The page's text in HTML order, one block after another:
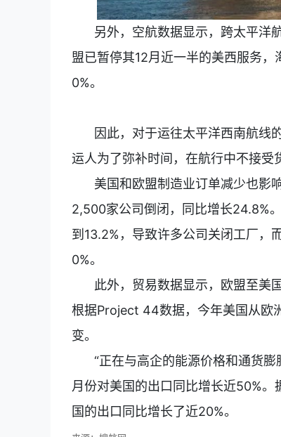
另外，空航数据显示，跨太平洋
盟已暂停其12月近一半的美西服务
0%。
因此，对于运往太平洋西南航线
运人为了弥补时间，在航行中不接受
美国和欧盟制造业订单减少也影
2,500家公司倒闭，同比增长24.8%
到13.2%，导致许多公司关闭工厂，
0%。
此外，贸易数据显示，欧盟至美
根据Project 44数据，今年美国从欧
变。
“正在与高企的能源价格和通货
月份对美国的出口同比增长近50%
国的出口同比增长了近20%。